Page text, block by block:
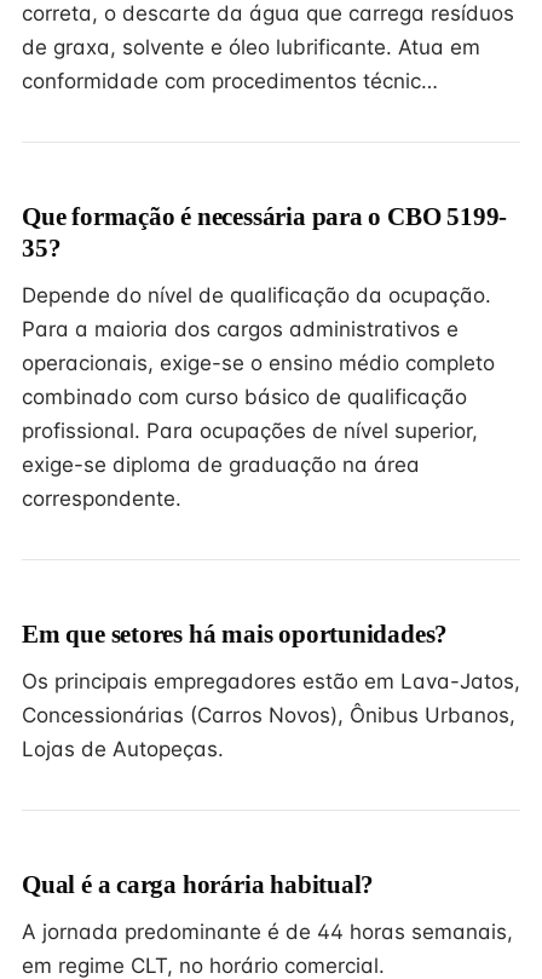
correta, o descarte da água que carrega resíduos
de graxa, solvente e óleo lubrificante. Atua em
conformidade com procedimentos técnic…
Que formação é necessária para o CBO 5199-
35?
Depende do nível de qualificação da ocupação.
Para a maioria dos cargos administrativos e
operacionais, exige-se o ensino médio completo
combinado com curso básico de qualificação
profissional. Para ocupações de nível superior,
exige-se diploma de graduação na área
correspondente.
Em que setores há mais oportunidades?
Os principais empregadores estão em Lava-Jatos,
Concessionárias (Carros Novos), Ônibus Urbanos,
Lojas de Autopeças.
Qual é a carga horária habitual?
A jornada predominante é de 44 horas semanais,
em regime CLT, no horário comercial.